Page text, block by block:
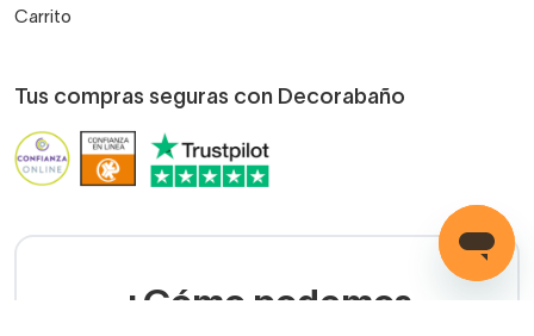
Carrito
Tus compras seguras con Decorabaño
¿Cómo podemos